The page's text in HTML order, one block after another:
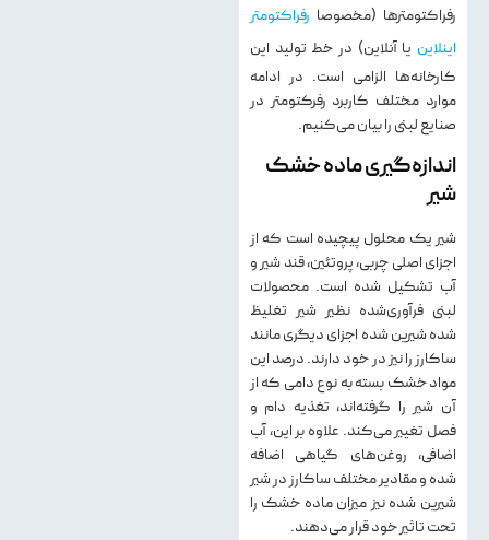
رفراکتومترها (مخصوصا رفراکتومتر
اینلاین یا آنلاین) در خط تولید این
کارخانه‌ها الزامی است. در ادامه
موارد مختلف کاربرد رفرکتومتر در
صنایع لبنی را بیان می‌کنیم.
اندازه‌گیری ماده خشک
شیر
شير يك محلول پيچيده است كه از
اجزای اصلی چربی، پروتئين، قند شير و
آب تشكيل شده است. محصولات
لبنی فرآوری‌شده نظير شير تغلیظ
شده شيرين شده اجزای ديگری مانند
ساكارز را نيز در خود دارند. درصد اين
مواد خشک بسته به نوع دامی كه از
آن شير را گرفته‌اند، تغذيه دام و
فصل تغيير می‌كند. علاوه بر اين، آب
اضافی، روغن‌های گياهی اضافه
شده و مقادير مختلف ساكارز در شير
شيرين شده نيز ميزان ماده خشک را
تحت تاثير خود قرار می‌دهند.